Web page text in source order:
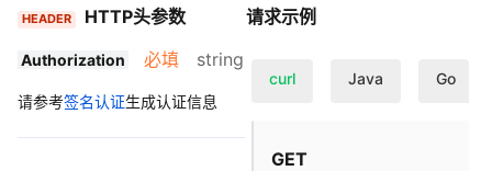
HEADER HTTP头参数
Authorization 必填 string
请参考签名认证生成认证信息
请求示例
curl Java Go
GET